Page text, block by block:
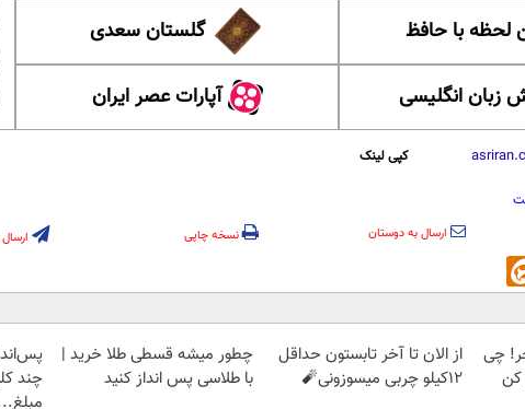
لحظه با حافظ گلستان سعدی
زبان انگلیسی آپارات عصر ایران
کپی لینک
ارسال به دوستان نسخه چاپی
چی
کن
از الان تا آخر تابستون حداقل
12کیلو چربی میسوزونی🧨
چطور میشه قسطی طلا خرید |
با طلاسی پس انداز کنید
چند